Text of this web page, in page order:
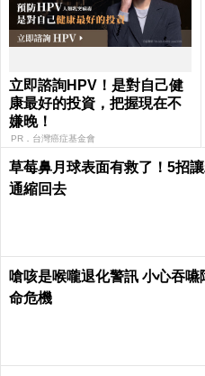
立即諮詢HPV！是對自己健
康最好的投資，把握現在不
嫌晚！
PR．台灣癌症基金會
草莓鼻月球表面有救了！5招
通縮回去
嗆咳是喉嚨退化警訊 小心吞嚥
命危機